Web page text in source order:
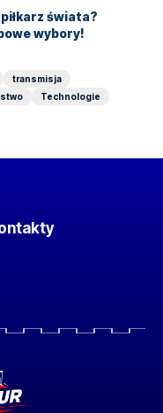
świata?
wybory!
transmisja
Technologie